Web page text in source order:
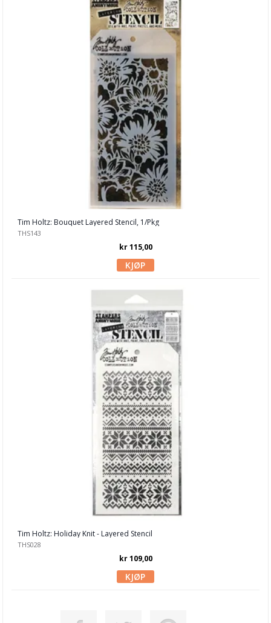
Studio Light stensiler
Tegneutstyr, penner & tusjer
Kake & Bake
Tim Holtz: Bouquet Layered Stencil, 1/Pkg
THS143
kr 115,00
Tim Holtz: Holiday Knit - Layered Stencil
THS028
kr 109,00